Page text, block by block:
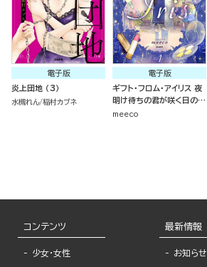
電子版
炎上団地 （3）
水槻れん 稲村カブネ
電子版
ギフト・フロム・アイリス 夜
明け待ちの君が咲く日の物
語 （1）
meeco
コンテンツ
少女・女性
最新情報
お知らせ